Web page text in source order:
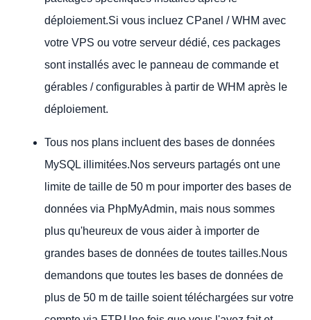
déploiement.Si vous incluez CPanel / WHM avec
votre VPS ou votre serveur dédié, ces packages
sont installés avec le panneau de commande et
gérables / configurables à partir de WHM après le
déploiement.
Tous nos plans incluent des bases de données
MySQL illimitées.Nos serveurs partagés ont une
limite de taille de 50 m pour importer des bases de
données via PhpMyAdmin, mais nous sommes
plus qu'heureux de vous aider à importer de
grandes bases de données de toutes tailles.Nous
demandons que toutes les bases de données de
plus de 50 m de taille soient téléchargées sur votre